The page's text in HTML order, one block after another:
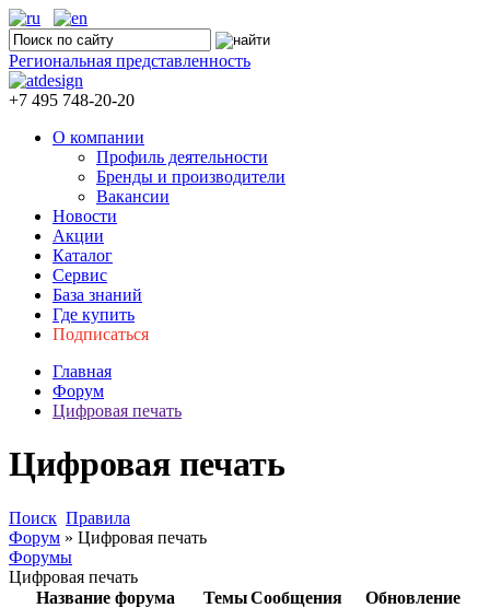
Региональная представленность
+7 495 748-20-20
О компании
Профиль деятельности
Бренды и производители
Вакансии
Новости
Акции
Каталог
Сервис
База знаний
Где купить
Подписаться
Главная
Форум
Цифровая печать
Цифровая печать
Поиск Правила
Форум » Цифровая печать
Форумы
Цифровая печать
Название форума
ТемыСообщения Обновление